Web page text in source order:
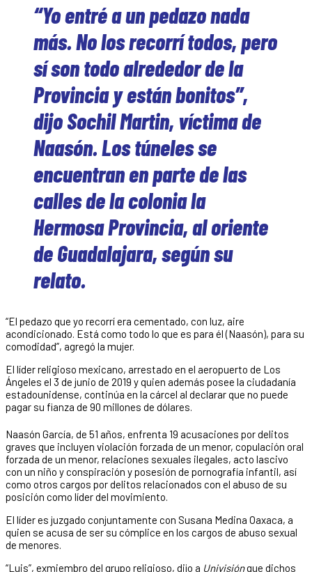
“Yo entré a un pedazo nada
más. No los recorrí todos, pero
sí son todo alrededor de la
Provincia y están bonitos”,
dijo Sochil Martin, víctima de
Naasón. Los túneles se
encuentran en parte de las
calles de la colonia la
Hermosa Provincia, al oriente
de Guadalajara, según su
relato.
“El pedazo que yo recorrí era cementado, con luz, aire
acondicionado. Está como todo lo que es para él (Naasón), para su
comodidad”, agregó la mujer.
El líder religioso mexicano, arrestado en el aeropuerto de Los
Ángeles el 3 de junio de 2019 y quien además posee la ciudadanía
estadounidense, continúa en la cárcel al declarar que no puede
pagar su fianza de 90 millones de dólares.
Naasón García, de 51 años, enfrenta 19 acusaciones por delitos
graves que incluyen violación forzada de un menor, copulación oral
forzada de un menor, relaciones sexuales ilegales, acto lascivo
con un niño y conspiración y posesión de pornografía infantil, así
como otros cargos por delitos relacionados con el abuso de su
posición como líder del movimiento.
El líder es juzgado conjuntamente con Susana Medina Oaxaca, a
quien se acusa de ser su cómplice en los cargos de abuso sexual
de menores.
“Luis”, exmiembro del grupo religioso, dijo a Univisiónque dichos